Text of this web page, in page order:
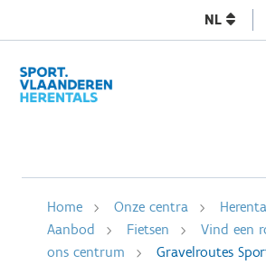
NL
Home Onze centra
Aanbod
Fietsen
Vind een
ons centrum
Gravelroutes